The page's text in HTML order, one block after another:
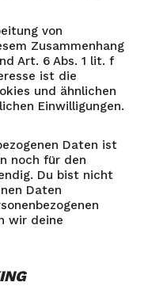
von
Zusammenhang
Art. 6 Abs. 1 lit. f
ist die
und ähnlichen
Einwilligungen.
Daten ist
noch für den
Du bist nicht
Daten
wir deine